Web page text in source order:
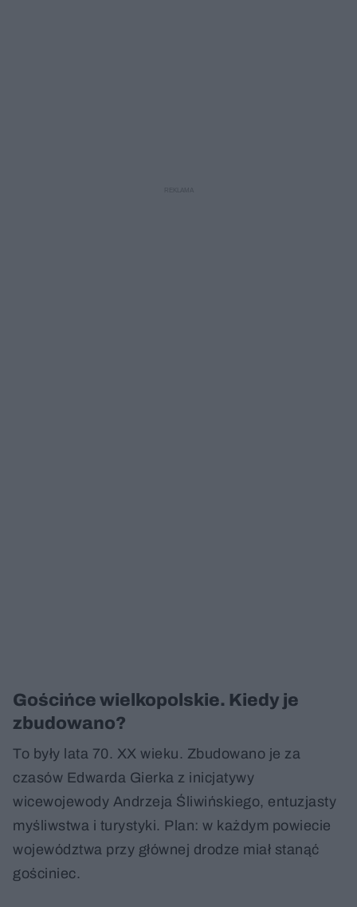
Gościńce wielkopolskie. Kiedy je
zbudowano?
To były lata 70. XX wieku. Zbudowano je za
czasów Edwarda Gierka z inicjatywy
wicewojewody Andrzeja Śliwińskiego, entuzjasty
myśliwstwa i turystyki. Plan: w każdym powiecie
województwa przy głównej drodze miał stanąć
gościniec.